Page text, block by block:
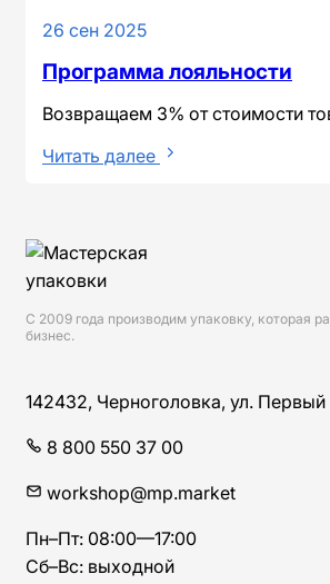
26 сен 2025
Программа лояльности
Возвращаем 3% от стоимости
Читать далее
Сведения о компании и
С 2009 года производим упаковку, которая
бизнес.
142432, Черноголовка, ул. Первый
8 800 550 37 00
workshop@mp.market
Пн–Пт: 08:00—17:00
Сб–Вс: выходной